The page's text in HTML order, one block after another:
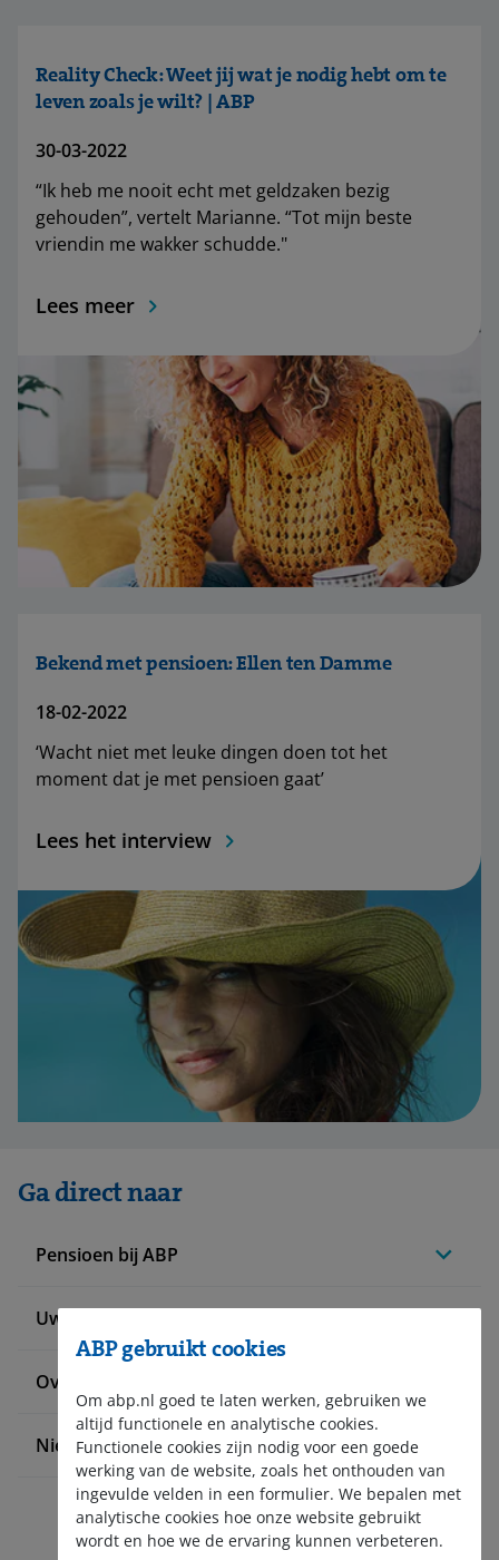
Reality Check: Weet jij wat je nodig hebt om te
leven zoals je wilt? | ABP
30-03-2022
“Ik heb me nooit echt met geldzaken bezig
gehouden”, vertelt Marianne. “Tot mijn beste
vriendin me wakker schudde."
Lees meer
Bekend met pensioen: Ellen ten Damme
18-02-2022
‘Wacht niet met leuke dingen doen tot het
moment dat je met pensioen gaat’
Lees het interview
Ga direct naar
Pensioen bij ABP
Uw situatie verandert
Over ABP
Nieuws en pers
ABP gebruikt cookies
Om abp.nl goed te laten werken, gebruiken we
altijd functionele en analytische cookies.
Functionele cookies zijn nodig voor een goede
werking van de website, zoals het onthouden van
ingevulde velden in een formulier. We bepalen met
analytische cookies hoe onze website gebruikt
wordt en hoe we de ervaring kunnen verbeteren.